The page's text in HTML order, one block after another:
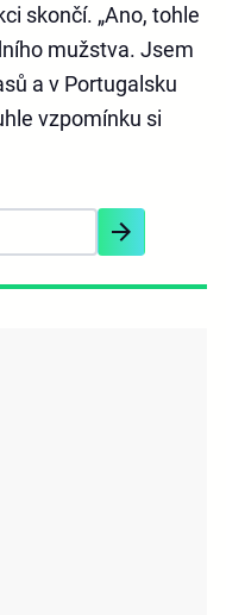
skončí. „Ano, tohle
mužstva. Jsem
a v Portugalsku
vzpomínku si